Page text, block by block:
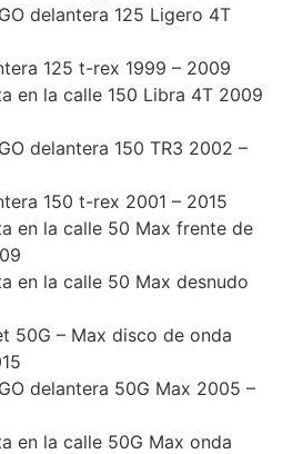
delantera 125 Ligero 4T
125 t-rex 1999 – 2009
en la calle 150 Libra 4T 2009
delantera 150 TR3 2002 –
150 t-rex 2001 – 2015
en la calle 50 Max frente de
en la calle 50 Max desnudo
50G – Max disco de onda
delantera 50G Max 2005 –
en la calle 50G Max onda